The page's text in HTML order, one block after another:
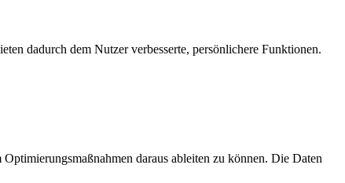
dadurch dem Nutzer verbesserte, persönlichere Funktionen.
daraus ableiten zu können. Die Daten